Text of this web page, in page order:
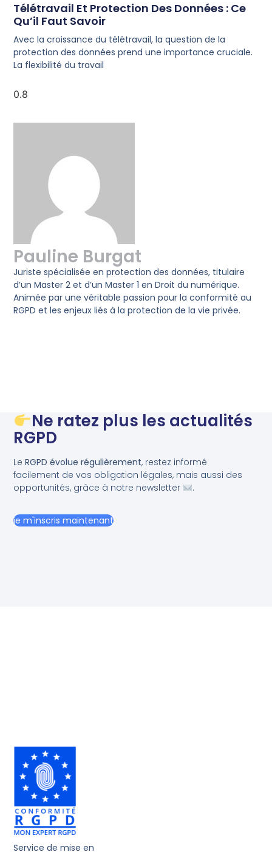
Télétravail Et Protection Des Données : Ce
Qu’il Faut Savoir
Avec la croissance du télétravail, la question de la
protection des données prend une importance cruciale.
La flexibilité du travail
Pauline Burgat
Juriste spécialisée en protection des données, titulaire
d’un Master 2 et d’un Master 1 en Droit du numérique.
Animée par une véritable passion pour la conformité au
RGPD et les enjeux liés à la protection de la vie privée.
Ne ratez plus les actualités
RGPD
Le RGPD évolue régulièrement, restez informé
facilement de vos obligation légales, mais aussi des
opportunités, grâce à notre newsletter
.
je m'inscris maintenant
Service de mise en